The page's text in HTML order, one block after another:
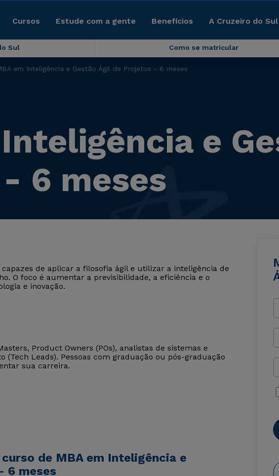
Cursos Estude com a gente Benefícios A Cruzeiro do
Sul Como se matricular
em Inteligência e Gestão Ágil de Projetos - 6 meses
e
6 meses
de aplicar a filosofia ágil e utilizar a inteligência de
O foco é aumentar a previsibilidade, a eficiência e o
e inovação.
Product Owners (POs), analistas de sistemas e
(Tech Leads). Pessoas com graduação ou pós-graduação
sua carreira.
de MBA em Inteligência e
6 meses